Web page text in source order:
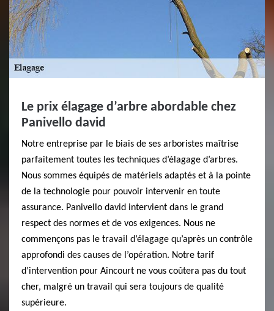
Le prix élagage d’arbre abordable chez
Panivello david
Notre entreprise par le biais de ses arboristes maîtrise
parfaitement toutes les techniques d’élagage d’arbres.
Nous sommes équipés de matériels adaptés et à la pointe
de la technologie pour pouvoir intervenir en toute
assurance. Panivello david intervient dans le grand
respect des normes et de vos exigences. Nous ne
commençons pas le travail d’élagage qu’après un contrôle
approfondi des causes de l’opération. Notre tarif
d’intervention pour Aincourt ne vous coûtera pas du tout
cher, malgré un travail qui sera toujours de qualité
supérieure.